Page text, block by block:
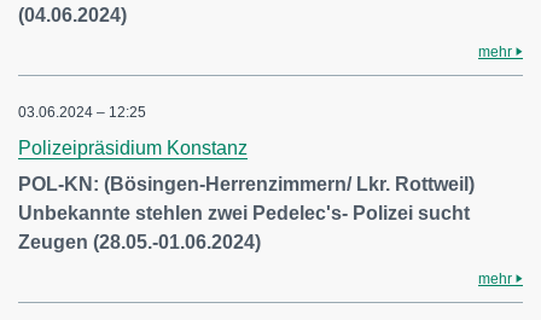
(04.06.2024)
mehr
03.06.2024 – 12:25
Polizeipräsidium Konstanz
POL-KN: (Bösingen-Herrenzimmern/ Lkr. Rottweil)
Unbekannte stehlen zwei Pedelec's- Polizei sucht
Zeugen (28.05.-01.06.2024)
mehr